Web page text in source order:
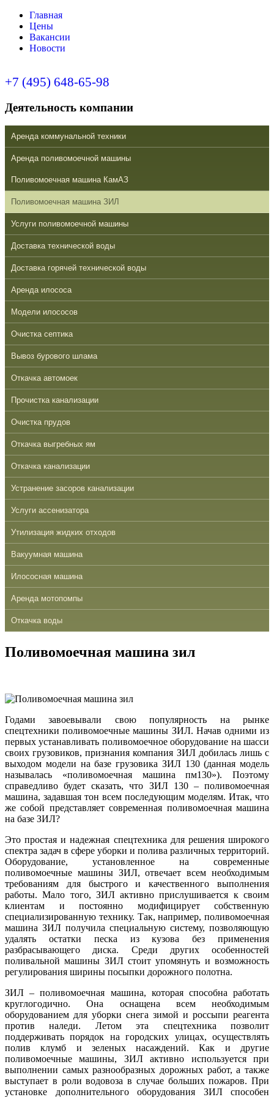
Главная
Цены
Вакансии
Новости
+7 (495) 648-65-98
Деятельность компании
Аренда коммунальной техники
Аренда поливомоечной машины
Поливомоечная машина КамАЗ
Поливомоечная машина ЗИЛ
Услуги поливомоечной машины
Доставка технической воды
Доставка горячей технической воды
Аренда илососа
Модели илососов
Очистка септика
Вывоз бурового шлама
Откачка автомоек
Прочистка канализации
Очистка прудов
Откачка выгребных ям
Откачка канализации
Устранение засоров канализации
Услуги ассенизатора
Утилизация жидких отходов
Вакуумная машина
Илососная машина
Аренда мотопомпы
Откачка воды
Поливомоечная машина зил
Годами завоевывали свою популярность на
рынке
спецтехники поливомоечные машины ЗИЛ. Начав одними из
первых устанавливать поливомоечное оборудование на шасси
своих грузовиков,признания компания ЗИЛ добилась лишь с
выходом модели на базе грузовика ЗИЛ 130 (данная модель
называлась «поливомоечная машина пм130»). Поэтому
справедливо будет сказать, что ЗИЛ 130 – поливомоечная
машина, задавшая тон всем последующим моделям. Итак, что
же собой представляет современная поливомоечная машина
на базе ЗИЛ?
Этопростая инадежная спецтехника для решения широкого
спектра задач в сфере уборки и полива различных территорий.
Оборудование, установленное на современные
поливомоечные машиныЗИЛ, отвечаетвсем необходимым
требованиям для быстрого и качественного выполнения
работы. Мало того, ЗИЛ активно прислушивается к своим
клиентам и постоянно модифицирует собственную
специализированную технику. Так, например, поливомоечная
машина ЗИЛ получила специальную систему, позволяющую
удалять остатки песка изкузова без применения
разбрасывающего диска. Среди других особенностей
поливальноймашины ЗИЛ стоит упомянуть и возможность
регулирования ширины посыпки дорожного полотна.
ЗИЛ – поливомоечная машина, которая способна работать
круглогодично. Она оснащена всем необходимым
оборудованием для уборки снега зимой и россыпи реагента
против наледи. Летом эта спецтехника позволит
поддерживать порядок на городских улицах, осуществлять
полив клумб и зеленых насаждений. Как и другие
поливомоечные машины, ЗИЛ активно используется при
выполнении самых разнообразных дорожных работ, а также
выступает в роли водовоза в случае больших пожаров. При
установке дополнительного оборудования ЗИЛ способен